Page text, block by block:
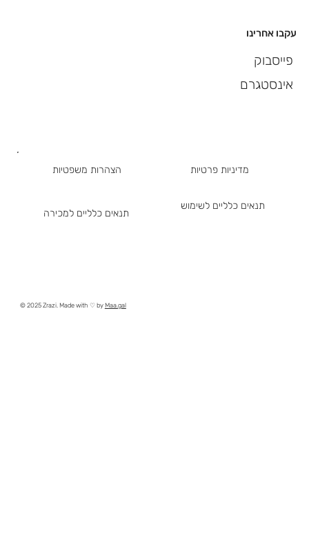
עקבו אחרינו
פייסבוק
אינסטגרם
מדיניות פרטיות
תנאים כלליים למכירה
תנאים כלליים לשימוש
הצהרות משפטיות
© 2025 Zrazi. Made with ♡ byMaa.gal